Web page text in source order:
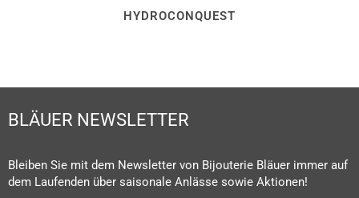
HYDROCONQUEST
BLÄUER NEWSLETTER
Bleiben Sie mit dem Newsletter von Bijouterie Bläuer immer auf
dem Laufenden über saisonale Anlässe sowie Aktionen!